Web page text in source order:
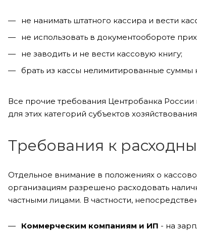
не нанимать штатного кассира и вести
не использовать в документообороте
не заводить и не вести кассовую книгу;
брать из кассы нелимитированные суммы
Все прочие требования Центробанка
для этих категорий субъектов
Требования к
Отдельное внимание в положениях о
организациям разрешено расходовать
частными лицами. В частности,
Коммерческим компаниям и ИП - на